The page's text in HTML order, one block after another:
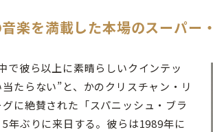
楽を満載した本場のスーパー
で彼ら以上に素晴らしいクインテッ
当たらない”と、かのクリスチャン・リ
グに絶賛された「スパニッシュ・ブラ
5年ぶりに来日する。彼らは1989年に